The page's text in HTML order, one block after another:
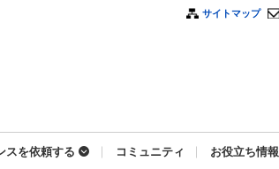
サイトマップ
スを依頼する コミュニティ お役立ち情報